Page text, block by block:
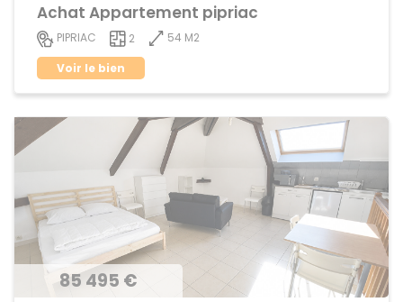
Achat Appartement pipriac
PIPRIAC 2
54 M2
Voir le bien
85 495 €